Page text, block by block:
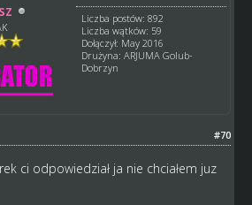
Liczba postów: 892
Liczba wątków: 59
Dołączył: May 2016
Drużyna: ARJUMA Golub-
Dobrzyn
#70
ci odpowiedział ja nie chciałem juz